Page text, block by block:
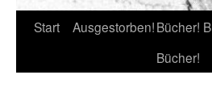
Start Ausgestorben!Bücher!
Bücher!